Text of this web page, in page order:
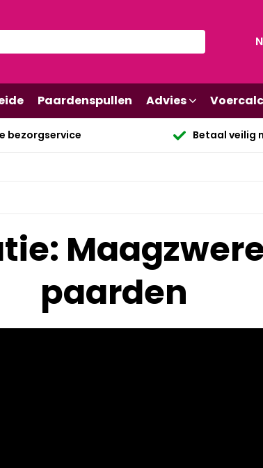
Paardenspullen Advies
bezorgservice Betaal veilig
paarden